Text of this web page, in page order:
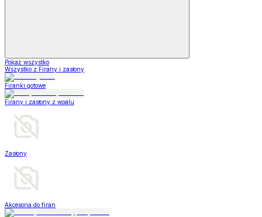
Pokaż wszystko
Wszystko z Firany i zasłony
Firanki gotowe
Firany i zasłony z woalu
Zasłony
Akcesoria do firan